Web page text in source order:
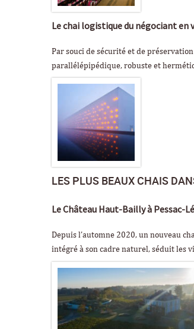
Le chai logistique du négociant en
Par souci de sécurité et de
parallélépipédique, robuste et
LES PLUS BEAUX CHAIS
Le Château Haut-Bailly à Pessac-
Depuis l’automne 2020, un nouveau
intégré à son cadre naturel, séduit les